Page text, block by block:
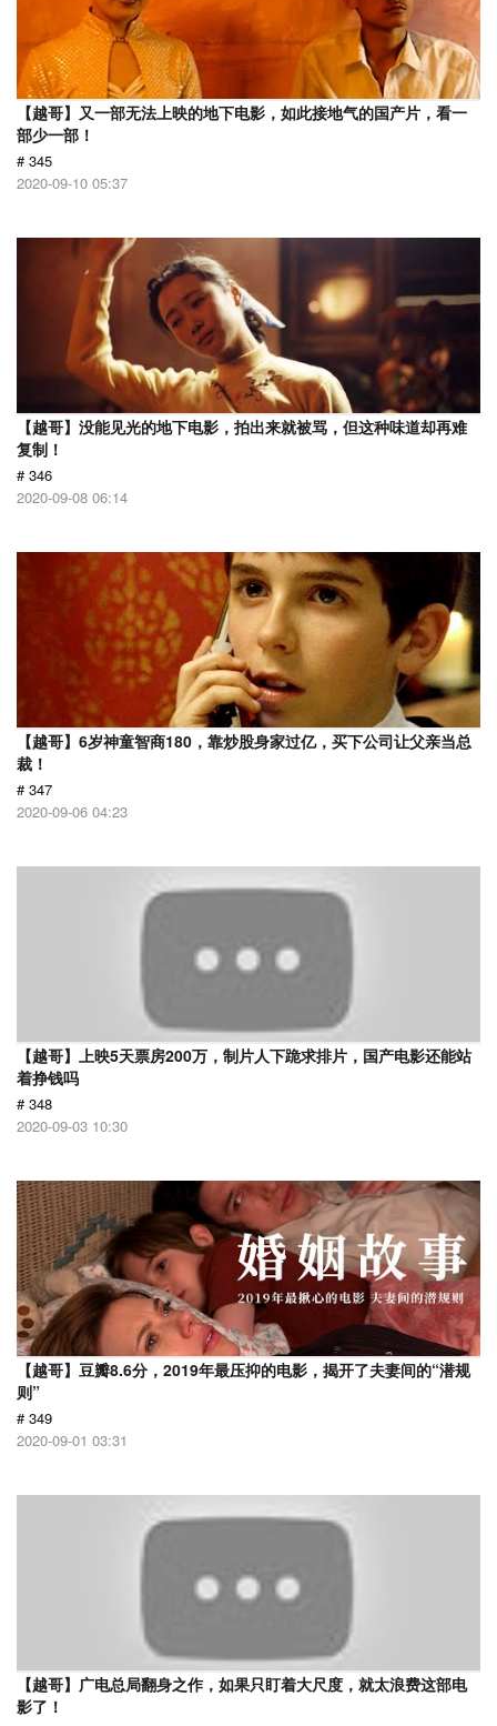
【越哥】又一部无法上映的地下电影，如此接地气的国产片，看一
部少一部！
# 345
2020-09-10 05:37
【越哥】没能见光的地下电影，拍出来就被骂，但这种味道却再难
复制！
# 346
2020-09-08 06:14
【越哥】6岁神童智商180，靠炒股身家过亿，买下公司让父亲当总
裁！
# 347
2020-09-06 04:23
【越哥】上映5天票房200万，制片人下跪求排片，国产电影还能站
着挣钱吗
# 348
2020-09-03 10:30
【越哥】豆瓣8.6分，2019年最压抑的电影，揭开了夫妻间的“潜规
则”
# 349
2020-09-01 03:31
【越哥】广电总局翻身之作，如果只盯着大尺度，就太浪费这部电
影了！